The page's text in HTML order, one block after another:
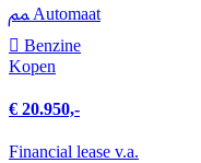
Automaat
Benzine
Kopen
€ 20.950,-
Financial lease v.a.